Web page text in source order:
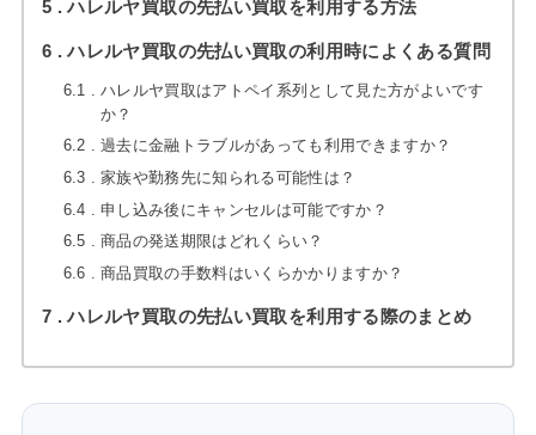
5 ハレルヤ買取の先払い買取を利用する方法
6 ハレルヤ買取の先払い買取の利用時によくある質問
6.1
ハレルヤ買取はアトペイ系列として見た方がよいです
か？
6.2
過去に金融トラブルがあっても利用できますか？
6.3
家族や勤務先に知られる可能性は？
6.4
申し込み後にキャンセルは可能ですか？
6.5
商品の発送期限はどれくらい？
6.6
商品買取の手数料はいくらかかりますか？
7 ハレルヤ買取の先払い買取を利用する際のまとめ